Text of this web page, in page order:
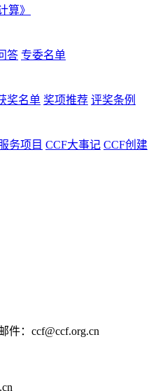
算》
答 专委名单
奖名单 奖项推荐 评奖条例
务项目 CCF大事记 CCF创建
件：ccf@ccf.org.cn